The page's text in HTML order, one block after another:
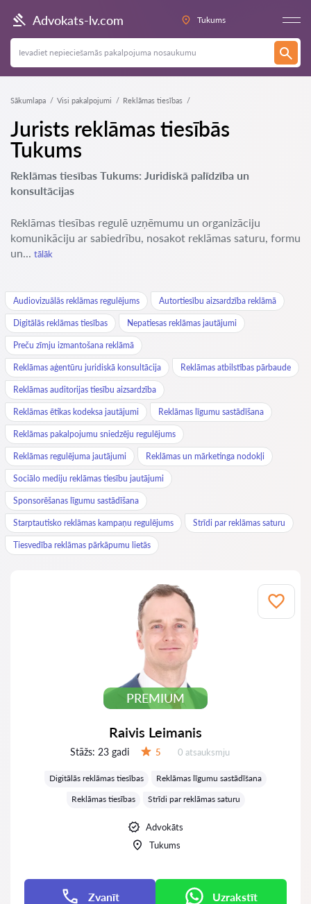
Advokats-lv.com Tukums
Sākumlapa Visi pakalpojumi Reklāmas tiesības
Jurists reklāmas tiesībās
Tukums
Reklāmas tiesības Tukums: Juridiskā palīdzība un
konsultācijas
Reklāmas tiesības regulē uzņēmumu un organizāciju
komunikāciju ar sabiedrību, nosakot reklāmas saturu, formu
un... tālāk
Audiovizuālās reklāmas regulējums Autortiesību aizsardzība reklāmā
Digitālās reklāmas tiesības Nepatiesas reklāmas jautājumi
Preču zīmju izmantošana reklāmā
Reklāmas aģentūru juridiskā konsultācija Reklāmas atbilstības pārbaude
Reklāmas auditorijas tiesību aizsardzība
Reklāmas ētikas kodeksa jautājumi Reklāmas līgumu sastādīšana
Reklāmas pakalpojumu sniedzēju regulējums
Reklāmas regulējuma jautājumi Reklāmas un mārketinga nodokļi
Sociālo mediju reklāmas tiesību jautājumi
Sponsorēšanas līgumu sastādīšana
Starptautisko reklāmas kampaņu regulējums Strīdi par reklāmas saturu
Tiesvedība reklāmas pārkāpumu lietās
PREMIUM
Raivis Leimanis
Stāžs: 23 gadi 5 Atsauksmes:
0 atsauksmju
Digitālās reklāmas tiesības
Reklāmas līgumu sastādīšana
Reklāmas tiesības
Strīdi par reklāmas saturu
Advokāts
Tukums
Zvanīt Uzrakstīt